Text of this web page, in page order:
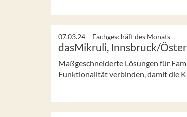
07.03.24 – Fachgeschäft des Monats
dasMikruli, Innsbruck/
Maßgeschneiderte Lösungen für
Funktionalität verbinden, damit die